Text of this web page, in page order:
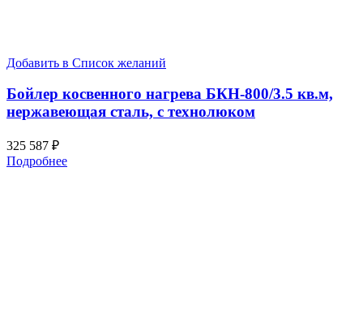
Добавить в Список желаний
Бойлер косвенного нагрева БКН-800/3.5 кв.м,
нержавеющая сталь, с технолюком
325 587 ₽
Подробнее